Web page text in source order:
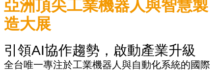
亞洲頂尖工業機器人與智慧製
造大展
引領AI協作趨勢，啟動產業升級
全台唯一專注於工業機器人與自動化系統的國際